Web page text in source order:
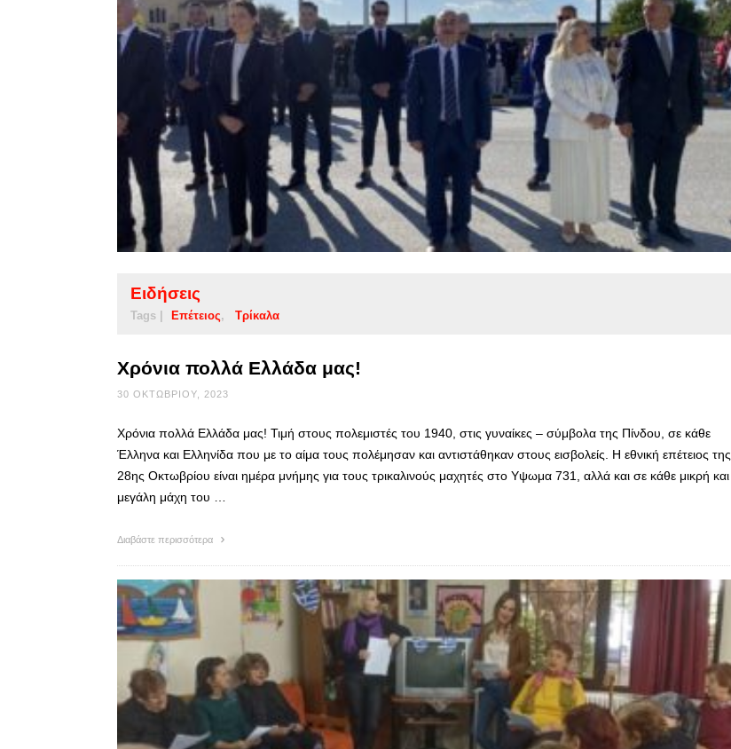
Ειδήσεις
Tags | Επέτειος Τρίκαλα
Χρόνια πολλά Ελλάδα μας!
30 ΟΚΤΩΒΡΊΟΥ, 2023
Χρόνια πολλά Ελλάδα μας! Τιμή στους πολεμιστές του 1940, στις γυναίκες – σύμβολα της Πίνδου, σε κάθε
Έλληνα και Ελληνίδα που με το αίμα τους πολέμησαν και αντιστάθηκαν στους εισβολείς. Η εθνική επέτειος της
28ης Οκτωβρίου είναι ημέρα μνήμης για τους τρικαλινούς μαχητές στο Υψωμα 731, αλλά και σε κάθε μικρή και
μεγάλη μάχη του …
Διαβάστε περισσότερα